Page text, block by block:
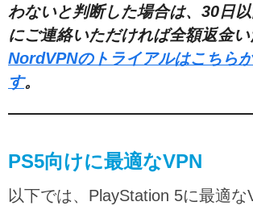
わないと判断した場合は、30日
にご連絡いただければ全額返金い
NordVPNのトライアルはこちら
す。
PS5向けに最適なVPN
以下では、PlayStation 5に最適な